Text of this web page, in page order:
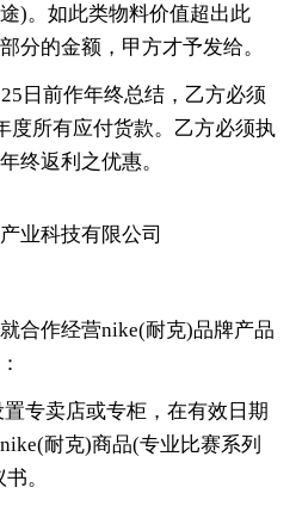
)。如此类物料价值超出此
分的金额，甲方才予发给。
日前作年终总结，乙方必须
度所有应付货款。乙方必须执
终返利之优惠。
业科技有限公司
合作经营nike(耐克)品牌产品
专卖店或专柜，在有效日期
耐克)商品(专业比赛系列
。